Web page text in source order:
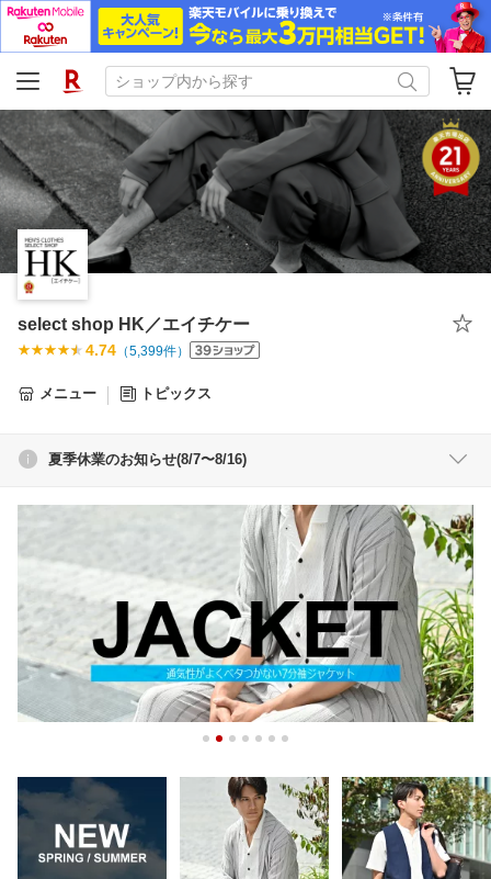
select shop HK／エイチケー
4.74 （5,399件）
メニュー トピックス
夏季休業のお知らせ(8/7〜8/16)